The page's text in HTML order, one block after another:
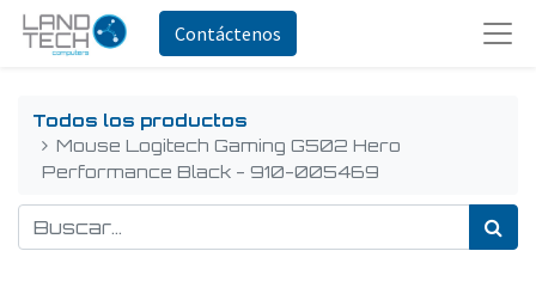
Contáctenos
Todos los productos
Mouse Logitech Gaming G502 Hero
Performance Black - 910-005469